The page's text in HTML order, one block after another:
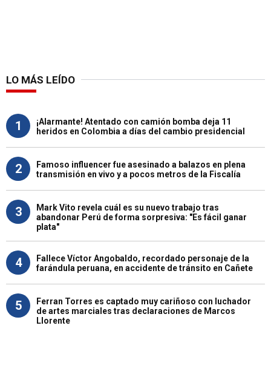
LO MÁS LEÍDO
1
¡Alarmante! Atentado con camión bomba deja 11
heridos en Colombia a días del cambio presidencial
2
Famoso influencer fue asesinado a balazos en plena
transmisión en vivo y a pocos metros de la Fiscalía
3
Mark Vito revela cuál es su nuevo trabajo tras
abandonar Perú de forma sorpresiva: "Es fácil ganar
plata"
4
Fallece Víctor Angobaldo, recordado personaje de la
farándula peruana, en accidente de tránsito en Cañete
5
Ferran Torres es captado muy cariñoso con luchador
de artes marciales tras declaraciones de Marcos
Llorente